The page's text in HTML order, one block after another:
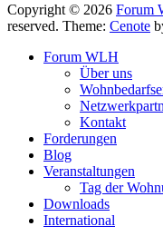
Copyright © 2026 Forum
reserved. Theme: Cenote
Forum WLH
Über uns
Kontakt
Forderungen
Blog
Veranstaltungen
Tag der
Downloads
International